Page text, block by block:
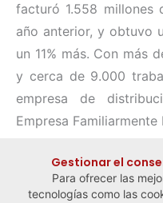
facturó 1.558 millones
año anterior, y obtuvo
un 11% más. Con más
y cerca de 9.000
empresa de
Empresa Familiarmente
Gestionar el
Para ofrecer las
tecnologías como las